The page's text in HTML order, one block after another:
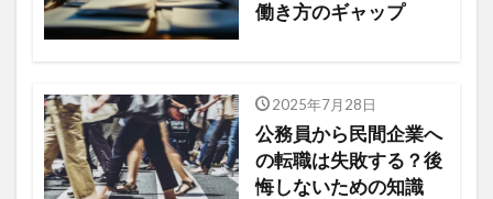
働き方のギャップ
2025年7月28日
公務員から民間企業へ
の転職は失敗する？後
悔しないための知識